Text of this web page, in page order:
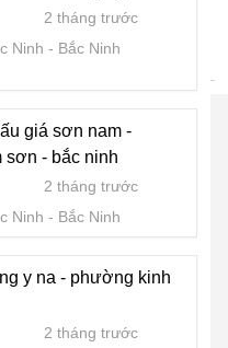
HƠN
2 tháng trước
Ninh
Bắc Ninh
giá sơn nam -
sơn - bắc ninh
2 tháng trước
Ninh
Bắc Ninh
y na - phường kinh
2 tháng trước